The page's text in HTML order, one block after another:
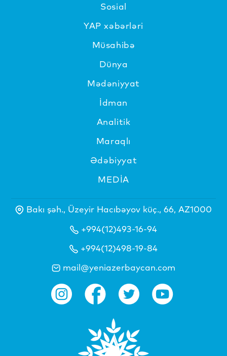
Sosial
YAP xəbərləri
Müsahibə
Dünya
Mədəniyyat
İdman
Analitik
Maraqlı
Ədəbiyyat
MEDİA
Bakı şəh., Üzeyir Hacıbəyov küç., 66, AZ1000
+994(12)493-16-94
+994(12)498-19-84
mail@yeniazerbaycan.com